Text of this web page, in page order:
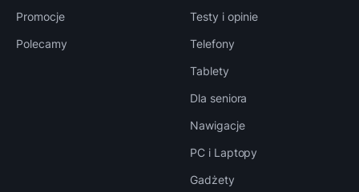
Promocje
Polecamy
Testy i opinie
Telefony
Tablety
Dla seniora
Nawigacje
PC i Laptopy
Gadżety